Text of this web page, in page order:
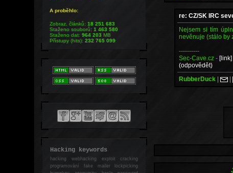
re: CZ/SK IRC
Nejsem si tím
nevěnuje (stálo by
----------
Sec-Cave.cz -[link]
(odpovědět)
RubberDuck | |
A proběhlo:
Zobraz. článků:18 251 683
Staženo souborů:1 463 580
Staženo dat:964 203MB
Přístupy (hits):232 765 099
Hacking keywords
hackingwebhacking exploit cracking
programování fake mailer lockpicking